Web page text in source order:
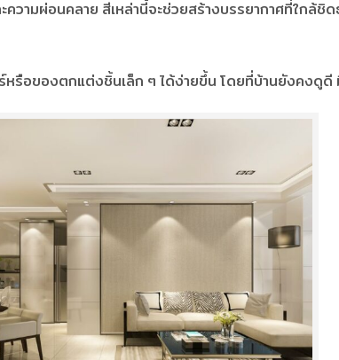
วามผ่อนคลาย สีเหล่านี้จะช่วยสร้างบรรยากาศที่ใกล้ชิ
รือของตกแต่งชิ้นเล็ก ๆ ได้ง่ายขึ้น โดยที่บ้านยังคงดูดี